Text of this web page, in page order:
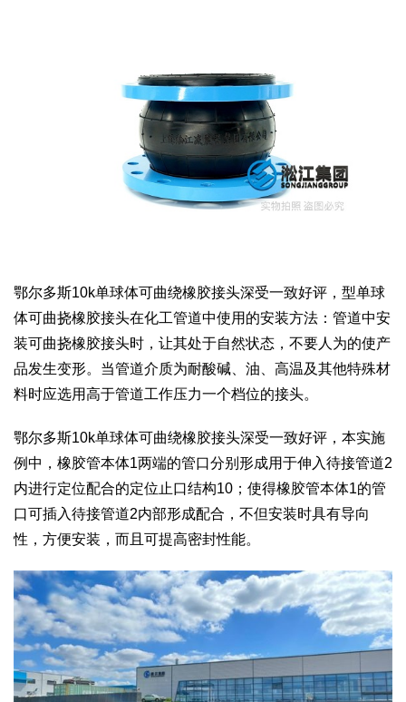
鄂尔多斯10k单球体可曲绕橡胶接头深受一致好评，型单球
体可曲挠橡胶接头在化工管道中使用的安装方法：管道中安
装可曲挠橡胶接头时，让其处于自然状态，不要人为的使产
品发生变形。当管道介质为耐酸碱、油、高温及其他特殊材
料时应选用高于管道工作压力一个档位的接头。
鄂尔多斯10k单球体可曲绕橡胶接头深受一致好评，本实施
例中，橡胶管本体1两端的管口分别形成用于伸入待接管道2
内进行定位配合的定位止口结构10；使得橡胶管本体1的管
口可插入待接管道2内部形成配合，不但安装时具有导向
性，方便安装，而且可提高密封性能。